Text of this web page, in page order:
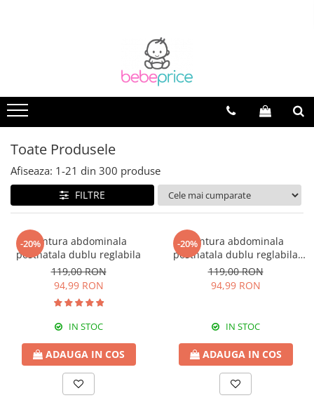
Toate Produsele
Afiseaza: 1-21 din 300 produse
FILTRE
-20%Centura abdominala
postnatala dublu reglabila
119,00 RON
94,99 RON
IN STOC
ADAUGA IN COS
-20%Centura abdominala
postnatala dublu reglabila
black
119,00 RON
94,99 RON
IN STOC
ADAUGA IN COS